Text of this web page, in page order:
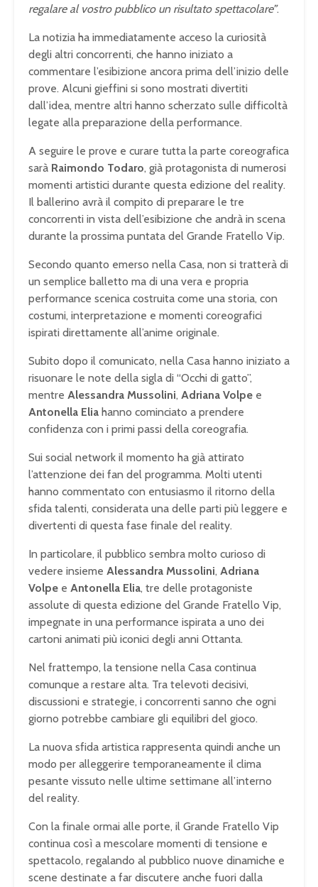
regalare al vostro pubblico un risultato spettacolare”.
La notizia ha immediatamente acceso la curiosità
degli altri concorrenti, che hanno iniziato a
commentare l’esibizione ancora prima dell’inizio delle
prove. Alcuni gieffini si sono mostrati divertiti
dall’idea, mentre altri hanno scherzato sulle difficoltà
legate alla preparazione della performance.
A seguire le prove e curare tutta la parte coreografica
sarà Raimondo Todaro, già protagonista di numerosi
momenti artistici durante questa edizione del reality.
Il ballerino avrà il compito di preparare le tre
concorrenti in vista dell’esibizione che andrà in scena
durante la prossima puntata del Grande Fratello Vip.
Secondo quanto emerso nella Casa, non si tratterà di
un semplice balletto ma di una vera e propria
performance scenica costruita come una storia, con
costumi, interpretazione e momenti coreografici
ispirati direttamente all’anime originale.
Subito dopo il comunicato, nella Casa hanno iniziato a
risuonare le note della sigla di “Occhi di gatto”,
mentre Alessandra Mussolini, Adriana Volpe e
Antonella Elia hanno cominciato a prendere
confidenza con i primi passi della coreografia.
Sui social network il momento ha già attirato
l’attenzione dei fan del programma. Molti utenti
hanno commentato con entusiasmo il ritorno della
sfida talenti, considerata una delle parti più leggere e
divertenti di questa fase finale del reality.
In particolare, il pubblico sembra molto curioso di
vedere insieme Alessandra Mussolini, Adriana
Volpe e Antonella Elia, tre delle protagoniste
assolute di questa edizione del Grande Fratello Vip,
impegnate in una performance ispirata a uno dei
cartoni animati più iconici degli anni Ottanta.
Nel frattempo, la tensione nella Casa continua
comunque a restare alta. Tra televoti decisivi,
discussioni e strategie, i concorrenti sanno che ogni
giorno potrebbe cambiare gli equilibri del gioco.
La nuova sfida artistica rappresenta quindi anche un
modo per alleggerire temporaneamente il clima
pesante vissuto nelle ultime settimane all’interno
del reality.
Con la finale ormai alle porte, il Grande Fratello Vip
continua così a mescolare momenti di tensione e
spettacolo, regalando al pubblico nuove dinamiche e
scene destinate a far discutere anche fuori dalla